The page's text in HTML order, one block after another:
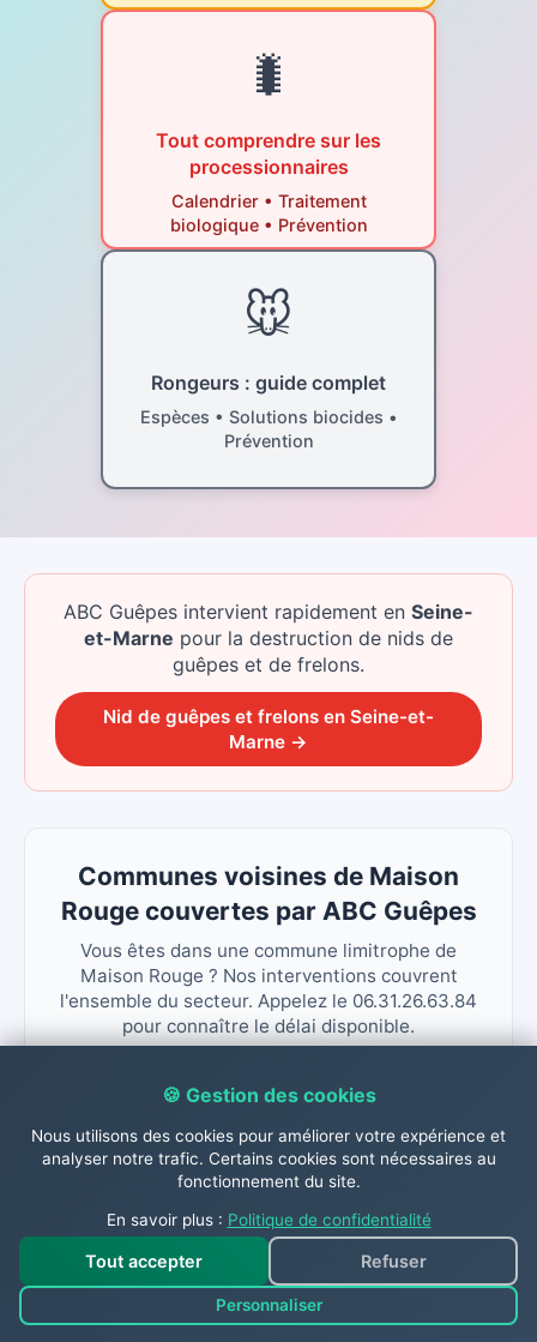
🐛
Tout comprendre sur les
processionnaires
Calendrier • Traitement
biologique • Prévention
🐭
Rongeurs : guide complet
Espèces • Solutions biocides •
Prévention
ABC Guêpes intervient rapidement en Seine-
et-Marne pour la destruction de nids de
guêpes et de frelons.
Nid de guêpes et frelons en Seine-et-
Marne →
Communes voisines de Maison
Rouge couvertes par ABC Guêpes
Vous êtes dans une commune limitrophe de
Maison Rouge ? Nos interventions couvrent
l'ensemble du secteur. Appelez le 06.31.26.63.84
pour connaître le délai disponible.
Sognolles En Montois
Vieux Champagne Chateaubleau Fontains
Contactez-nous dès
🍪 Gestion des cookies
Nous utilisons des cookies pour améliorer votre expérience et
analyser notre trafic. Certains cookies sont nécessaires au
fonctionnement du site.
En savoir plus : Politique de confidentialité
Tout accepter
Personnaliser
Refuser